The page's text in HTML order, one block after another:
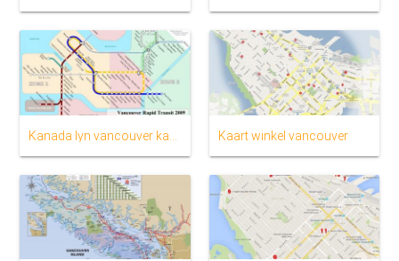
Kaart winkel vancouver